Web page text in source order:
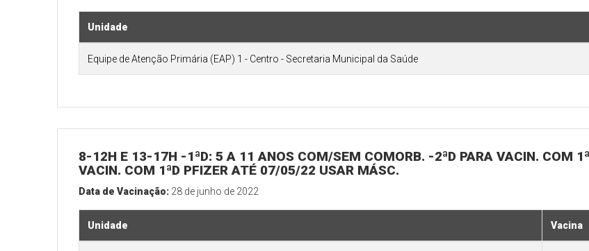
Unidade
Equipe de Atenção Primária (EAP) 1 - Centro - Secretaria Municipal da Saúde
8-12H E 13-17H -1ªD: 5 A 11 ANOS COM/SEM COMORB. -2ªD PARA VACIN. COM
VACIN. COM 1ªD PFIZER ATÉ 07/05/22 USAR MÁSC.
Data de Vacinação: 28 de junho de 2022
Unidade Vacina